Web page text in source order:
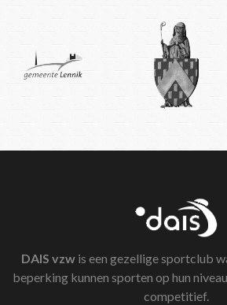
DAIS vzw is een gezellige sportclub
beperking kunnen sporten op hun
competitief.